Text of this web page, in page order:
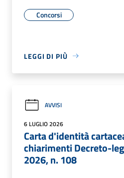
Concorsi
LEGGI DI PIÙ
AVVISI
6 LUGLIO 2026
Carta d'identità
chiarimenti Decreto-
2026, n. 108